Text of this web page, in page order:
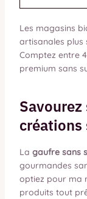
Les magasins
artisanales plus
Comptez entre
premium sans
créations
La gaufre sans
gourmandes
optiez pour ma
produits tout